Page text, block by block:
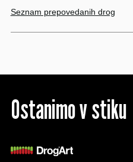
Seznam prepovedanih drog
Ostanimo v stiku